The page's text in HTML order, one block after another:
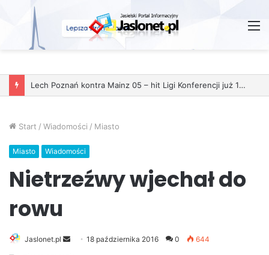
Lech Poznań kontra Mainz 05 – hit Ligi Konferencji już 11 grudnia
Start / Wiadomości / Miasto
Miasto Wiadomości
Nietrzeźwy wjechał do
rowu
Jaslonet.pl 18 października 2016 0 644